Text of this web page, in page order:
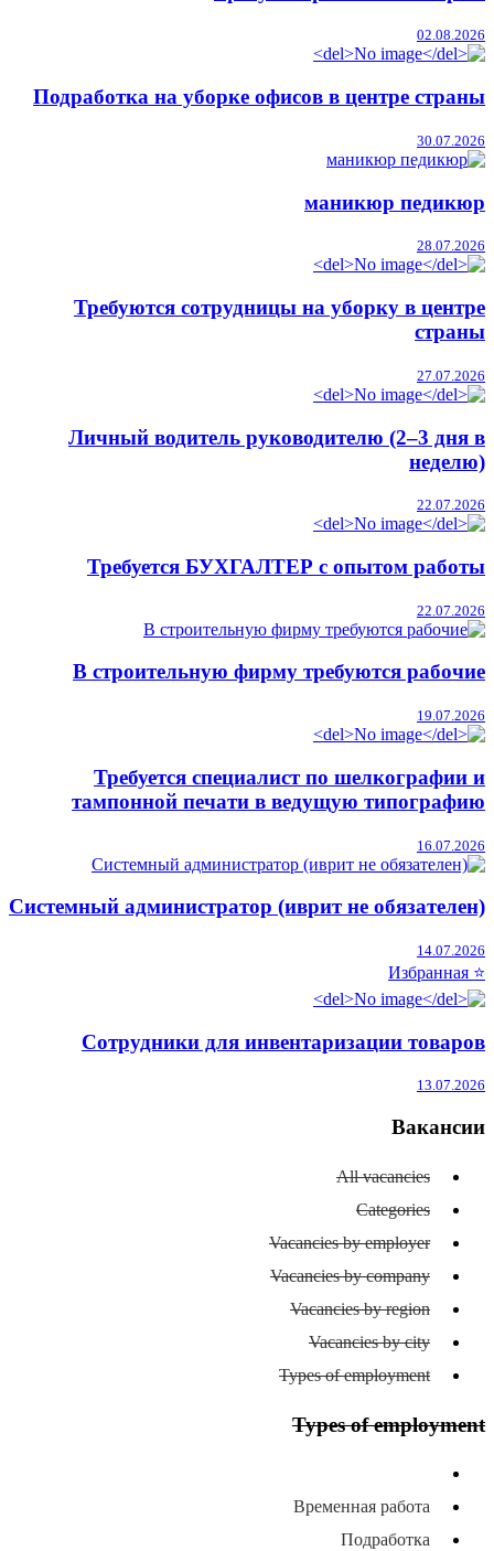
02.08.2026
Подработка на уборке офисов в центре страны
30.07.2026
маникюр педикюр
28.07.2026
Требуются сотрудницы на уборку в центре
страны
27.07.2026
Личный водитель руководителю (2–3 дня в
неделю)
22.07.2026
Требуется БУХГАЛТЕР с опытом работы
22.07.2026
В строительную фирму требуются рабочие
19.07.2026
Требуется специалист по шелкографии и
тампонной печати в ведущую типографию
16.07.2026
Системный администратор (иврит не обязателен)
14.07.2026
⭐ Избранная
Сотрудники для инвентаризации товаров
13.07.2026
Вакансии
All vacancies
Categories
Vacancies by employer
Vacancies by company
Vacancies by region
Vacancies by city
Types of employment
Types of employment
Временная работа
Подработка